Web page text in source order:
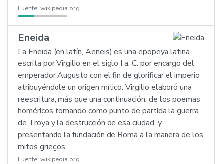
Fuente: wikipedia.org
Eneida
La Eneida (en latín, Aeneis) es una epopeya latina
escrita por Virgilio en el siglo I a. C. por encargo del
emperador Augusto con el fin de glorificar el imperio
atribuyéndole un origen mítico. Virgilio elaboró una
reescritura, más que una continuación, de los poemas
homéricos tomando como punto de partida la guerra
de Troya y la destrucción de esa ciudad, y
presentando la fundación de Roma a la manera de los
mitos griegos.
Fuente: wikipedia.org